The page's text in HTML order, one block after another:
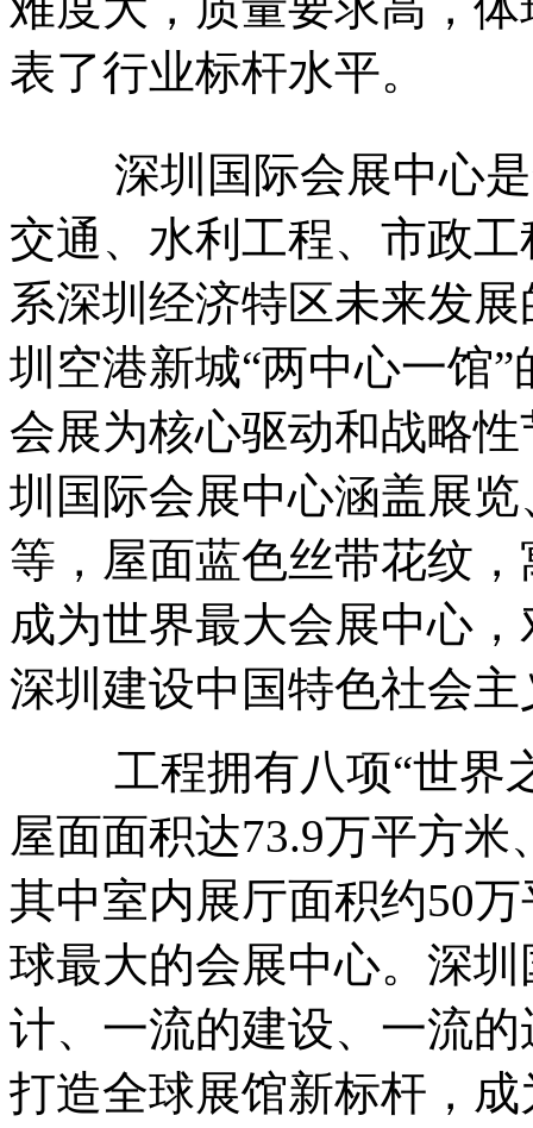
表了行业标杆水平。
深圳国际会展中心是
交通、水利工程、市政
系深圳经济特区未来发
圳空港新城“两中心一馆
会展为核心驱动和战略
圳国际会展中心涵盖展
等，屋面蓝色丝带花纹
成为世界最大会展中心
深圳建设中国特色社会
工程拥有八项“世界之
屋面面积达73.9万平方
其中室内展厅面积约50
球最大的会展中心。深
计、一流的建设、一流
打造全球展馆新标杆，